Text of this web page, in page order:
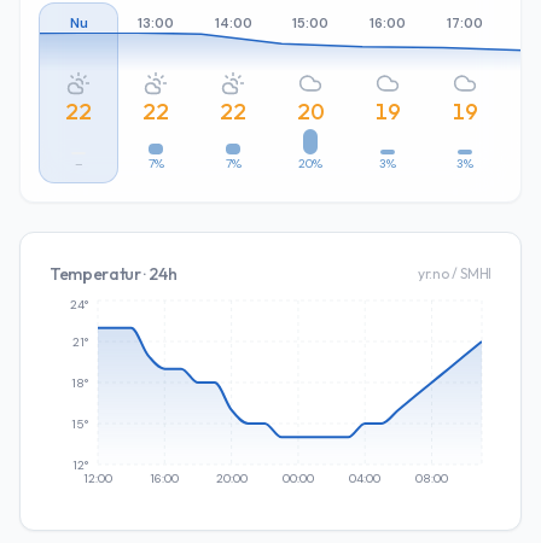
Nu
22
–
13:00
22
7%
14:00
22
7%
15:00
20
20%
16:00
19
3%
17:00
19
3%
Temperatur · 24h yr.no / SMHI
12:00 16:00 20:00 00:00 04:00 08:00
12°
15°
18°
21°
24°